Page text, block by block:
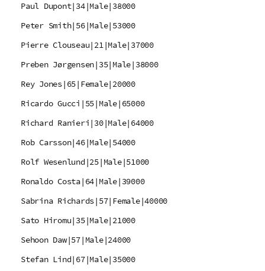
Paul Dupont|34|Male|38000
Peter Smith|56|Male|53000
Pierre Clouseau|21|Male|37000
Preben Jørgensen|35|Male|38000
Rey Jones|65|Female|20000
Ricardo Gucci|55|Male|65000
Richard Ranieri|30|Male|64000
Rob Carsson|46|Male|54000
Rolf Wesenlund|25|Male|51000
Ronaldo Costa|64|Male|39000
Sabrina Richards|57|Female|40000
Sato Hiromu|35|Male|21000
Sehoon Daw|57|Male|24000
Stefan Lind|67|Male|35000